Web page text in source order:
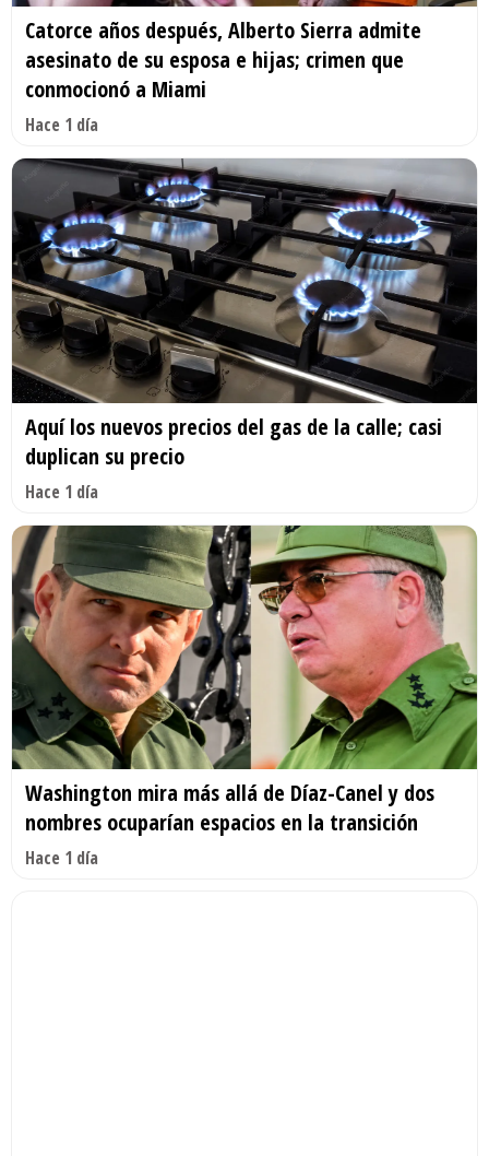
Catorce años después, Alberto Sierra admite
asesinato de su esposa e hijas; crimen que
conmocionó a Miami
Hace 1 día
Aquí los nuevos precios del gas de la calle; casi
duplican su precio
Hace 1 día
Washington mira más allá de Díaz-Canel y dos
nombres ocuparían espacios en la transición
Hace 1 día